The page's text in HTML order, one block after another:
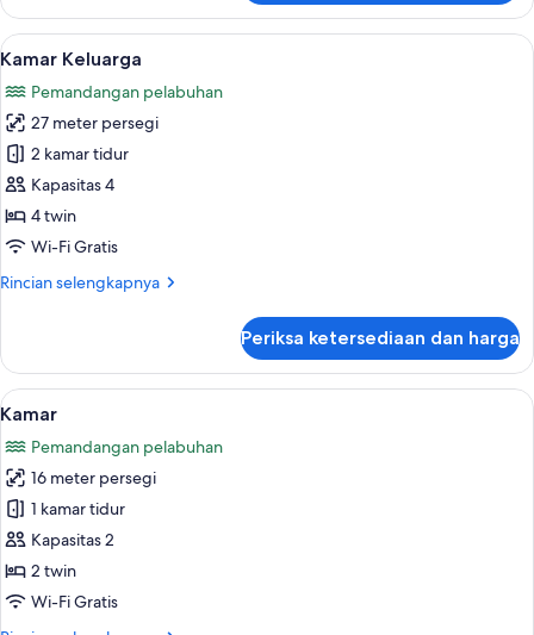
Kamar
Triple
Lihat
semua
foto
untuk
Kamar
Keluarga
Kamar Keluarga | Wi-Fi gratis dan
6
Kamar Keluarga
Pemandangan pelabuhan
27 meter persegi
2 kamar tidur
Kapasitas 4
4 twin
Wi-Fi Gratis
Rincian selengkapnya
Rincian
Kamar
Keluarga
Periksa ketersediaan dan harga
Lihat
semua
foto
untuk
Kamar
3
Kamar
Pemandangan pelabuhan
16 meter persegi
1 kamar tidur
Kapasitas 2
2 twin
Wi-Fi Gratis